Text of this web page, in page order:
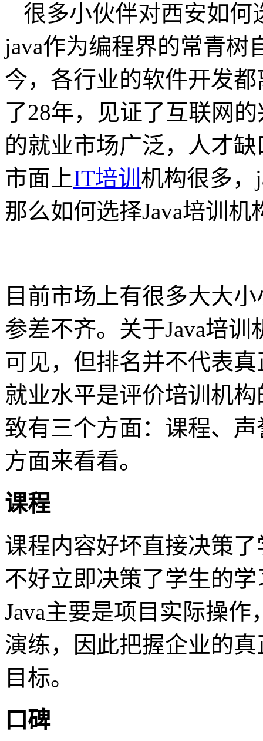
很多小伙伴对西安如何
java作为编程界的常青树
今，各行业的软件开发
了28年，见证了互联网
的就业市场广泛，人才
市面上IT培训 机构很多，
那么如何选择Java培训机
目前市场上有很多大大
参差不齐。关于Java培
可见，但排名并不代表
就业水平是评价培训机
致有三个方面：课程、
方面来看看。
课程
课程内容好坏直接决策
不好立即决策了学生的
Java主要是项目实际操
演练，因此把握企业的
目标。
口碑